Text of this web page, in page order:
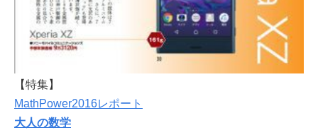
【特集】
MathPower2016レポート
大人の数学